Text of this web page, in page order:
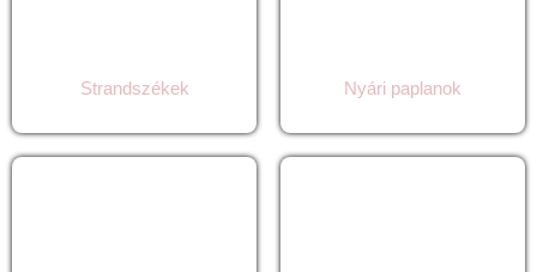
Strandszékek Nyári paplanok